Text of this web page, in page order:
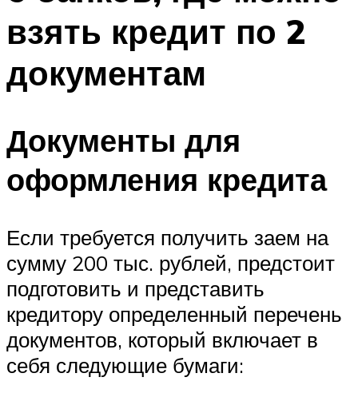
взять кредит по 2
документам
Документы для
оформления кредита
Если требуется получить заем на
сумму 200 тыс. рублей, предстоит
подготовить и представить
кредитору определенный перечень
документов, который включает в
себя следующие бумаги: